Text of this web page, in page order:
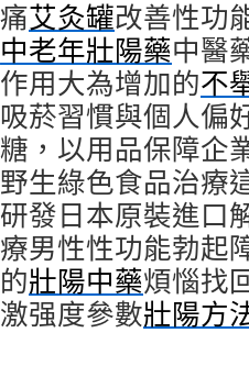
艾灸罐改善性功
中老年壯陽藥中醫
用大為增加的不
菸習慣與個人偏
，以用品保障企
生綠色食品治療
發日本原裝進口
男性性功能勃起
壯陽中藥煩惱找
强度參數壯陽方